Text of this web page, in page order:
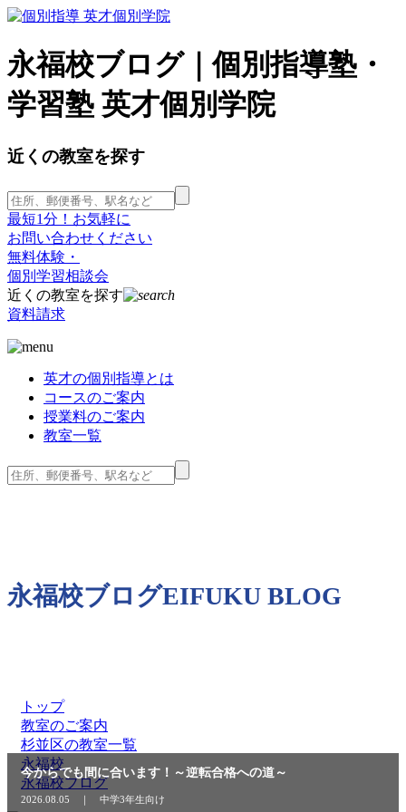
永福校ブログ｜個別指導塾・
学習塾 英才個別学院
近くの教室を探す
最短1分！お気軽に
お問い合わせください
無料体験・
個別学習相談会
近くの教室を探す
資料請求
英才の個別指導とは
コースのご案内
授業料のご案内
教室一覧
永福校ブログEIFUKU BLOG
トップ
教室のご案内
杉並区の教室一覧
永福校
永福校ブログ
今からでも間に合います！～逆転合格への道～
2026.08.05 ｜ 中学3年生向け